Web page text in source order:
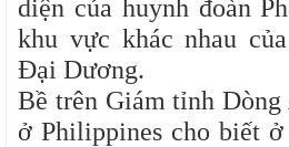
diện của huynh đoàn
khu vực khác nhau
Đại Dương.
Bề trên Giám tỉnh Dòng
ở Philippines cho biết